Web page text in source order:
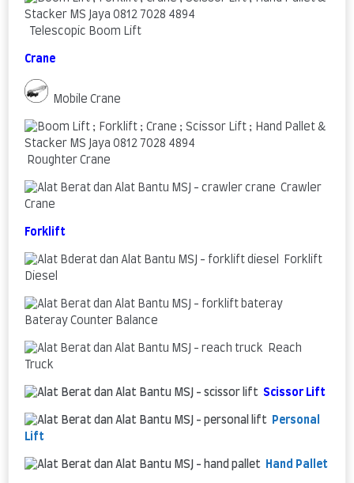
Telescopic Boom Lift
Crane
Mobile Crane
Roughter Crane
Crawler
Crane
Forklift
Forklift
Diesel
Bateray Counter Balance
Reach
Truck
Scissor Lift
Personal
Lift
Hand Pallet